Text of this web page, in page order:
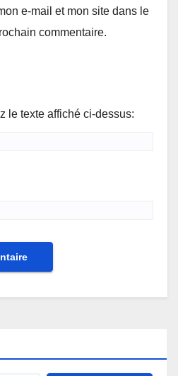
e-mail et mon site dans le
commentaire.
le texte affiché ci-dessus: